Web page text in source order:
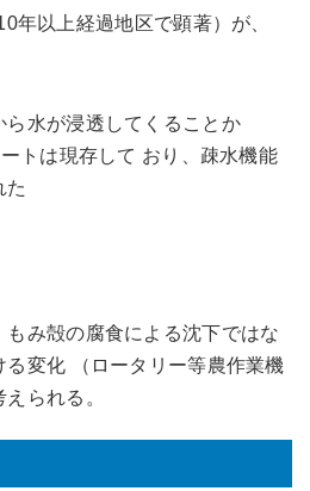
年以上経過地区で顕著）が、
ら水が浸透してくることか
トは現存して おり、疎水機能
た
み殻の腐食による沈下ではな
る変化 （ロータリー等農作業機
られる。